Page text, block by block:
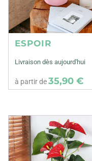
ESPOIR
Livraison dès aujourd'hui
à partir de35,90 €